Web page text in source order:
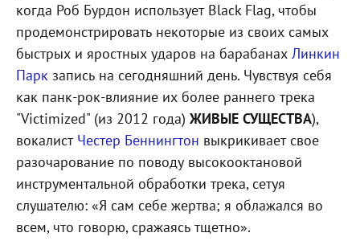
когда Роб Бурдон использует Black Flag, чтобы
продемонстрировать некоторые из своих самых
быстрых и яростных ударов на барабанах Линкин
Парк запись на сегодняшний день. Чувствуя себя
как панк-рок-влияние их более раннего трека
"Victimized" (из 2012 года) ЖИВЫЕ СУЩЕСТВА),
вокалист Честер Беннингтон выкрикивает свое
разочарование по поводу высокооктановой
инструментальной обработки трека, сетуя
слушателю: «Я сам себе жертва; я облажался во
всем, что говорю, сражаясь тщетно».